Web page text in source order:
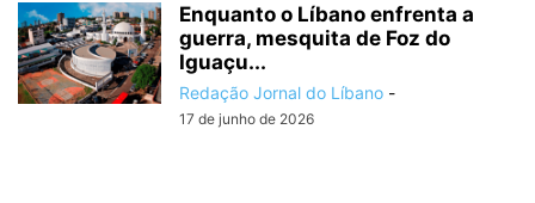
Enquanto o Líbano enfrenta a
guerra, mesquita de Foz do
Iguaçu...
Redação Jornal do Líbano -
17 de junho de 2026